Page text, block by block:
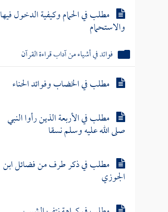
مطلب في الحمام وكيفية الدخول فيها
والاستحمام
فوائد في أشياء من آداب قراءة القرآن
مطلب في الخضاب وفوائد الحناء
مطلب في الأربعة الذين رأوا النبي
صلى الله عليه وسلم نسقا
مطلب في ذكر طرف من فضائل ابن
الجوزي